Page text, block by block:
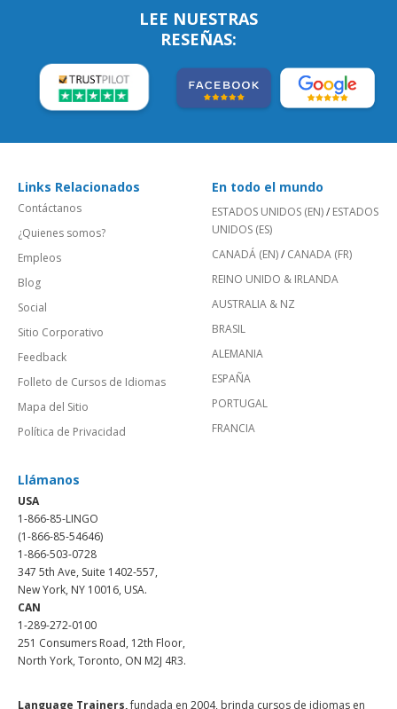
LEE NUESTRAS
RESEÑAS:
Links Relacionados
Contáctanos
¿Quienes somos?
Empleos
Blog
Social
Sitio Corporativo
Feedback
Folleto de Cursos de Idiomas
Mapa del Sitio
Política de Privacidad
En todo el mundo
ESTADOS UNIDOS (EN)/ ESTADOS
UNIDOS (ES)
CANADÁ (EN)/ CANADA (FR)
REINO UNIDO & IRLANDA
AUSTRALIA & NZ
BRASIL
ALEMANIA
ESPAÑA
PORTUGAL
FRANCIA
Llámanos
USA
1-866-85-LINGO
(1-866-85-54646)
1-866-503-0728
347 5th Ave, Suite 1402-557,
New York, NY 10016, USA.
CAN
1-289-272-0100
251 Consumers Road, 12th Floor,
North York, Toronto, ON M2J 4R3.
Language Trainers,fundada en 2004, brinda cursos de idiomas en